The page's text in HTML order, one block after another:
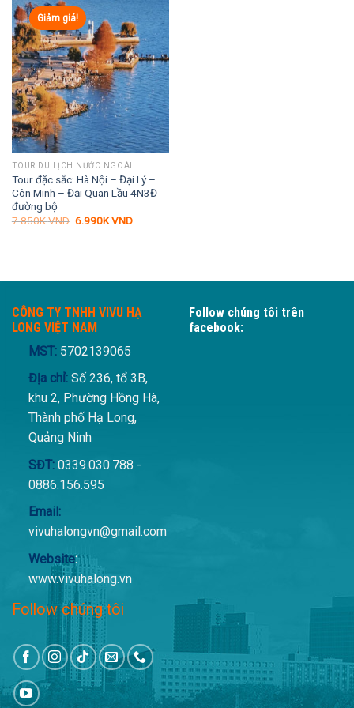
Giảm giá!
TOUR DU LỊCH NƯỚC NGOÀI
Tour đặc sắc: Hà Nội – Đại Lý –
Côn Minh – Đại Quan Lầu 4N3Đ
đường bộ
7.850KVND Giá
6.990KVNDGiá
CÔNG TY TNHH VIVU HẠ
LONG VIỆT NAM
MST: 5702139065
Địa chỉ:Số 236, tổ 3B,
khu 2, Phường Hồng Hà,
Thành phố Hạ Long,
Quảng Ninh
SĐT:0339.030.788 -
0886.156.595
Email:
vivuhalongvn@gmail.com
Website:
www.vivuhalong.vn
Follow chúng tôi
Follow chúng tôi trên
facebook: